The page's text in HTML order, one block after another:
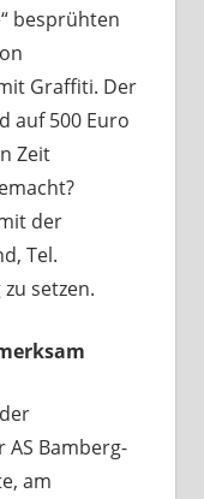
besprühten
Graffiti. Der
auf 500 Euro
Zeit
der
Tel.
setzen.
AS Bamberg-
am